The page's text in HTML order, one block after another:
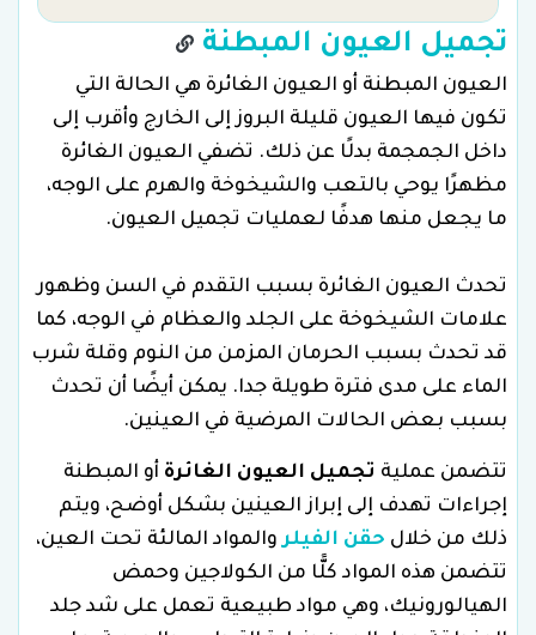
تجميل العيون المبطنة
العيون المبطنة أو العيون الغائرة هي الحالة التي
تكون فيها العيون قليلة البروز إلى الخارج وأقرب إلى
داخل الجمجمة بدلًا عن ذلك. تضفي العيون الغائرة
مظهرًا يوحي بالتعب والشيخوخة والهرم على الوجه،
ما يجعل منها هدفًا لعمليات تجميل العيون.
تحدث العيون الغائرة بسبب التقدم في السن وظهور
علامات الشيخوخة على الجلد والعظام في الوجه، كما
قد تحدث بسبب الحرمان المزمن من النوم وقلة شرب
الماء على مدى فترة طويلة جدا. يمكن أيضًا أن تحدث
بسبب بعض الحالات المرضية في العينين.
تتضمن عملية تجميل العيون الغائرة أو المبطنة
إجراءات تهدف إلى إبراز العينين بشكل أوضح، ويتم
ذلك من خلال حقن الفيلروالمواد المالئة تحت العين،
تتضمن هذه المواد كلًّا من الكولاجين وحمض
الهيالورونيك، وهي مواد طبيعية تعمل على شد جلد